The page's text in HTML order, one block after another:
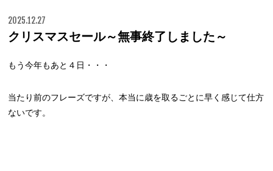
2025.12.27
クリスマスセール～無事終了しました～
もう今年もあと４日・・・
当たり前のフレーズですが、本当に歳を取るごとに早く感じて仕方
ないです。